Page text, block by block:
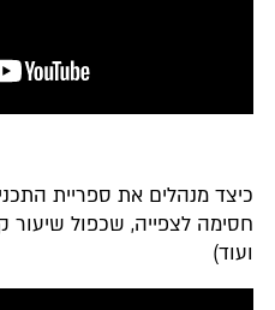
כיצד מנהלים את ספריית
חסימה לצפייה, שכפול שיעור
ועוד)